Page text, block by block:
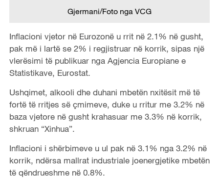
Gjermani/Foto nga VCG
Inflacioni vjetor në Eurozonë u rrit në 2.1% në gusht,
pak më i lartë se 2% i regjistruar në korrik, sipas një
vlerësimi të publikuar nga Agjencia Europiane e
Statistikave, Eurostat.
Ushqimet, alkooli dhe duhani mbetën nxitësit më të
fortë të rritjes së çmimeve, duke u rritur me 3.2% në
baza vjetore në gusht krahasuar me 3.3% në korrik,
shkruan “Xinhua”.
Inflacioni i shërbimeve u ul pak në 3.1% nga 3.2% në
korrik, ndërsa mallrat industriale joenergjetike mbetën
të qëndrueshme në 0.8%.